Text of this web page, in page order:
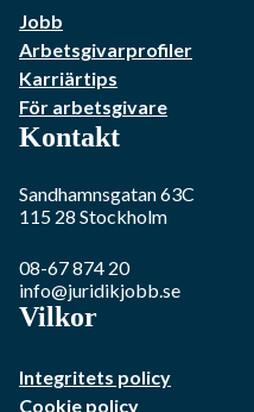
Jobb
Arbetsgivarprofiler
Karriärtips
För arbetsgivare
Kontakt
Sandhamnsgatan 63C
115 28 Stockholm
08-67 874 20
info@juridikjobb.se
Vilkor
Integritets policy
Cookie policy